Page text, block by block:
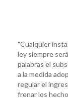
"Cualquier
ley siempre
palabras el
a la medida
regular el
frenar los